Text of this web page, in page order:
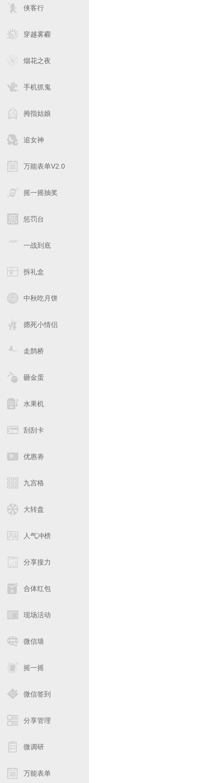
侠客行
穿越雾霾
烟花之夜
手机抓鬼
拇指姑娘
追女神
万能表单V2.0
摇一摇抽奖
惩罚台
一战到底
拆礼盒
中秋吃月饼
摁死小情侣
走鹊桥
砸金蛋
水果机
刮刮卡
优惠劵
九宫格
大转盘
人气冲榜
分享接力
合体红包
现场活动
微信墙
摇一摇
微信签到
分享管理
微调研
万能表单